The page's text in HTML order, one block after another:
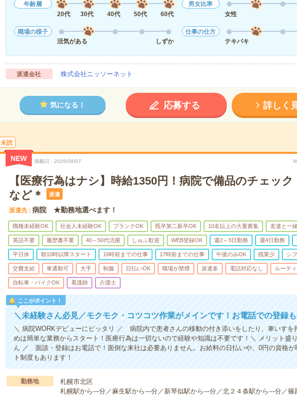
年齢層
20代
30代 40代 50代 60代
男女比率
女性
職場の様子
活気がある
しずか
仕事の仕方
テキパキ
派遣会社 株式会社ニッソーネット
気になる！ 応募する 詳しく
未読
NEW 掲載日 2026/08/07
【医療行為はナシ】時給1350円！病院で備品のチェック
など＊
派遣
派遣先 病院 ★勤務地選べます！
職種未経験OK 社会人未経験OK ブランクOK 既卒第二新卒OK 10名以上の大量募集 友達と一
英語不要 履歴書不要 40～50代活躍 しゅふ歓迎 WEB登録OK 週2～3日勤務 週4日勤務
平日休 朝10時以降スタート 16時前までの仕事 17時前までの仕事 午後のみOK 残業少 シ
交費支給 車通勤可 大手 制服 日払いOK 職場が禁煙 派遣多 電話対応なし ルーテ
自転車・バイクOK 看護師 介護士
ここがポイント！
＼未経験さん必見／モクモク・コツコツ作業がメインです！お電話での登録も
＼ 病院WORKデビューにピッタリ ／ 病院内で患者さんの移動の付き添いをしたり、車いすを
めは簡単な業務からスタート！医療行為は一切ないので経験や知識は不要です！＼ メリット盛
ん ／ 面談・登録はお電話で！面倒な来社は必要ありません。お給料の日払いや、0円の資格が
ト制度もあります！
勤務地
札幌市北区
札幌駅から---分／麻生駅から---分／新琴似駅から---分／北２４条駅から---分／篠